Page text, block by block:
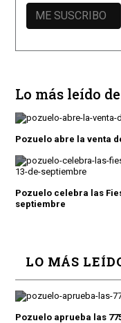
Lo más leído
Pozuelo abre la venta
Pozuelo celebra las
septiembre
LO MÁS
Pozuelo aprueba las